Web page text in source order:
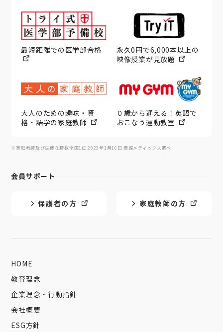
最短距離での医学部合格
永久0円で6,000本以上の
映像授業が見放題
大人のための趣味・資
格・語学の家庭教師
０歳から通える！英語で
おこなう運動教室
※家庭教師及び生徒在籍数全国1位 2023年1月16日 産經メディックス調べ
会員サポート
保護者の方 家庭教師の方
HOME
教育理念
企業理念・行動指針
会社概要
ESG方針